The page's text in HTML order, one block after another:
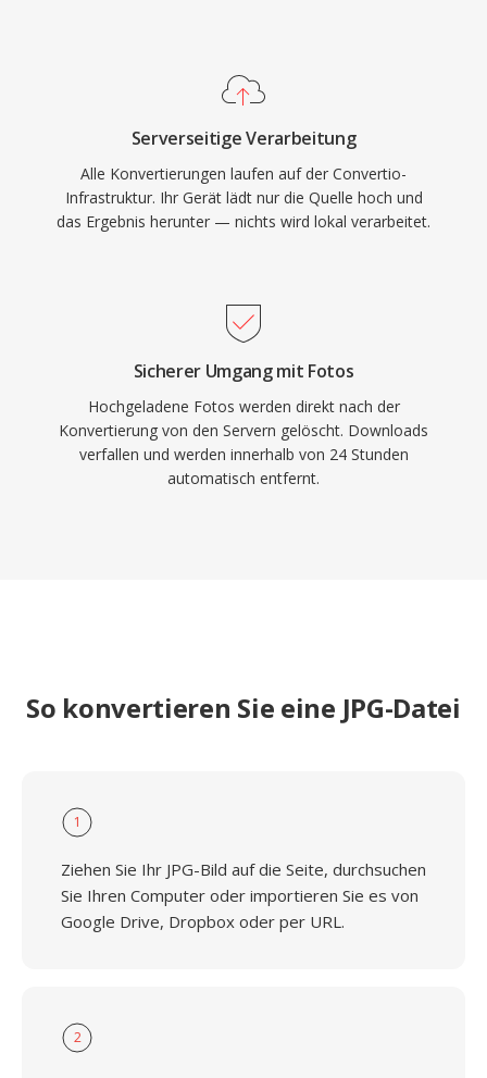
Serverseitige Verarbeitung
Alle Konvertierungen laufen auf der Convertio-
Infrastruktur. Ihr Gerät lädt nur die Quelle hoch und
das Ergebnis herunter — nichts wird lokal verarbeitet.
Sicherer Umgang mit Fotos
Hochgeladene Fotos werden direkt nach der
Konvertierung von den Servern gelöscht. Downloads
verfallen und werden innerhalb von 24 Stunden
automatisch entfernt.
So konvertieren Sie eine JPG-Datei
1
Ziehen Sie Ihr JPG-Bild auf die Seite, durchsuchen
Sie Ihren Computer oder importieren Sie es von
Google Drive, Dropbox oder per URL.
2